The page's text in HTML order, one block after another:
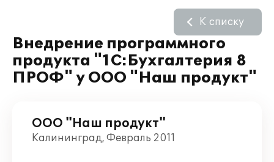
Внедрение программного
продукта "1С:Бухгалтерия 8
ПРОФ" у ООО "Наш продукт"
К списку
ООО "Наш продукт"
Калининград, Февраль 2011